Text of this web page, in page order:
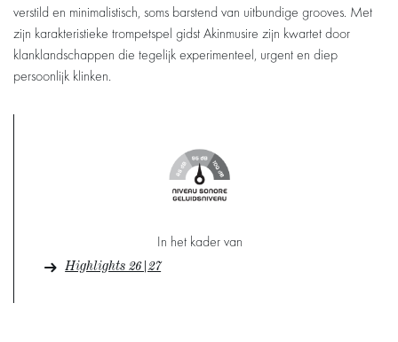
verstild en minimalistisch, soms barstend van uitbundige grooves. Met
zijn karakteristieke trompetspel gidst Akinmusire zijn kwartet door
klanklandschappen die tegelijk experimenteel, urgent en diep
persoonlijk klinken.
In het kader van
Highlights 26|27